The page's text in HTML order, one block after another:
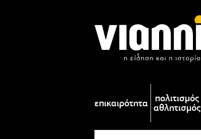
επικαιρότητα πολιτισμός
αθλητισμός